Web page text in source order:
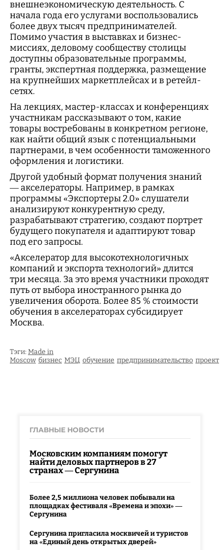
внешнеэкономическую деятельность. С
начала года его услугами воспользовались
более двух тысяч предпринимателей.
Помимо участия в выставках и бизнес-
миссиях, деловому сообществу столицы
доступны образовательные программы,
гранты, экспертная поддержка, размещение
на крупнейших маркетплейсах и в ретейл-
сетях.
На лекциях, мастер-классах и конференциях
участникам рассказывают о том, какие
товары востребованы в конкретном регионе,
как найти общий язык с потенциальными
партнерами, в чем особенности таможенного
оформления и логистики.
Другой удобный формат получения знаний
— акселераторы. Например, в рамках
программы «Экспортеры 2.0» слушатели
анализируют конкурентную среду,
разрабатывают стратегию, создают портрет
будущего покупателя и адаптируют товар
под его запросы.
«Акселератор для высокотехнологичных
компаний и экспорта технологий» длится
три месяца. За это время участники проходят
путь от выбора иностранного рынка до
увеличения оборота. Более 85 % стоимости
обучения в акселераторах субсидирует
Москва.
Тэги: Made in
Moscow бизнес МЭЦ обучение предпринимательство проект
ГЛАВНЫЕ НОВОСТИ
Московским компаниям помогут
найти деловых партнеров в 27
странах — Сергунина
Более 2,5 миллиона человек побывали на
площадках фестиваля «Времена и эпохи» —
Сергунина
Сергунина пригласила москвичей и туристов
на «Единый день открытых дверей»